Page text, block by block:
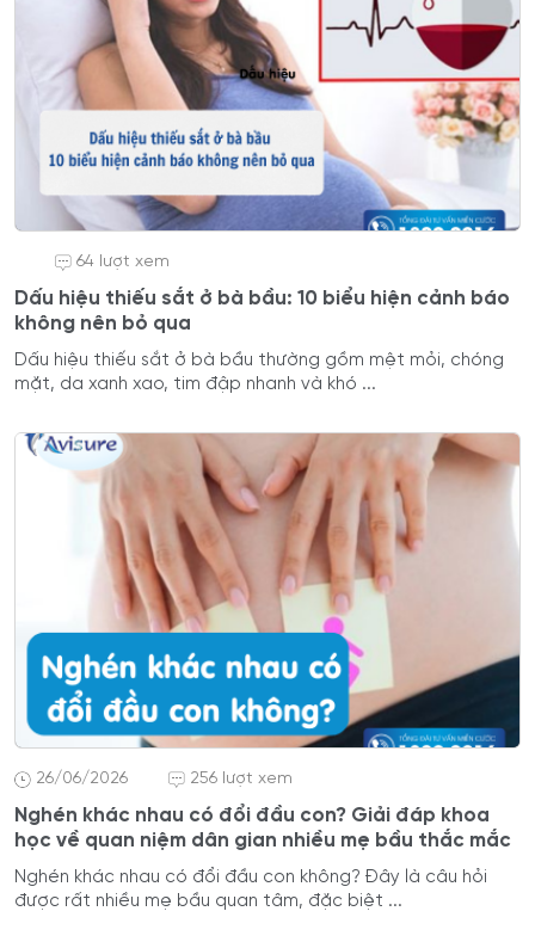
64 lượt xem
Dấu hiệu thiếu sắt ở bà bầu: 10 biểu hiện cảnh báo
không nên bỏ qua
Dấu hiệu thiếu sắt ở bà bầu thường gồm mệt mỏi, chóng
mặt, da xanh xao, tim đập nhanh và khó ...
26/06/2026 256 lượt xem
Nghén khác nhau có đổi đầu con? Giải đáp khoa
học về quan niệm dân gian nhiều mẹ bầu thắc mắc
Nghén khác nhau có đổi đầu con không? Đây là câu hỏi
được rất nhiều mẹ bầu quan tâm, đặc biệt ...